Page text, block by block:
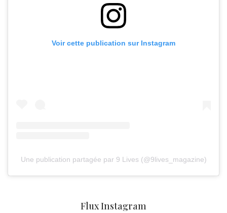
Voir cette publication sur Instagram
Une publication partagée par 9 Lives (@9lives_magazine)
Flux Instagram